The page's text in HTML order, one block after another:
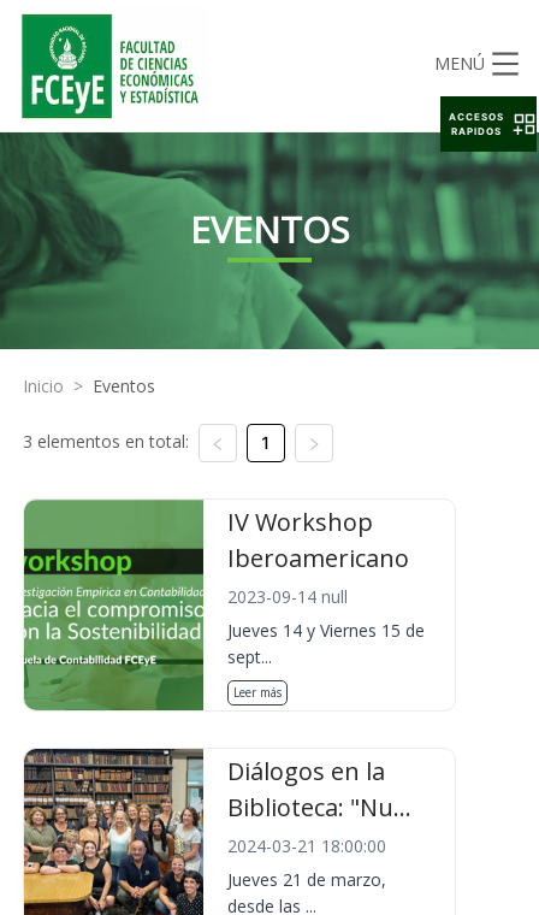
MENÚ
EVENTOS
Inicio > Eventos
3 elementos en total: 1
IV Workshop
Iberoamericano
2023-09-14 null
Jueves 14 y Viernes 15 de
sept...
Leer más
Diálogos en la
Biblioteca: "Nu...
2024-03-21 18:00:00
Jueves 21 de marzo,
desde las ...
ACCESOS
RAPIDOS